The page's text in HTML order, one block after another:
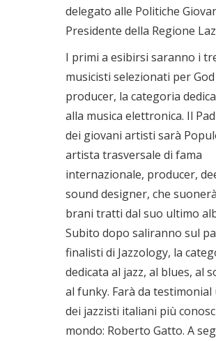
delegato alle Politiche
Presidente della Regione
I primi a esibirsi saranno i
musicisti selezionati per God
producer, la categoria
alla musica elettronica. Il
dei giovani artisti sarà
artista trasversale di fama
internazionale, producer,
sound designer, che
brani tratti dal suo ultimo
Subito dopo saliranno sul
finalisti di Jazzology, la
dedicata al jazz, al blues, al
al funky. Farà da testimonial
dei jazzisti italiani più
mondo: Roberto Gatto. A